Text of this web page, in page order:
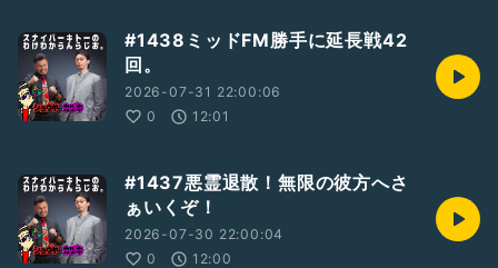
#1438ミッドFM勝手に延長戦42
回。
2026-07-31 22:00:06
0
12:01
#1437悪霊退散！無限の彼方へさ
ぁいくぞ！
2026-07-30 22:00:04
0
12:00